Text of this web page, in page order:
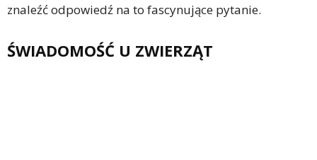
znaleźć odpowiedź na to fascynujące pytanie.
ŚWIADOMOŚĆ U ZWIERZĄT